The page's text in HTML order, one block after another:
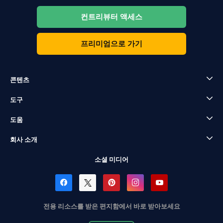
컨트리뷰터 액세스
프리미엄으로 가기
콘텐츠
도구
도움
회사 소개
소셜 미디어
전용 리소스를 받은 편지함에서 바로 받아보세요